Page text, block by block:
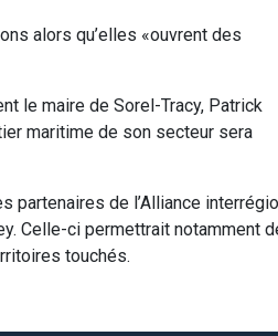
alors qu’elles «ouvrent des
le maire de Sorel-Tracy, Patrick
maritime de son secteur sera
partenaires de l’Alliance
Celle-ci permettrait notamment
touchés.